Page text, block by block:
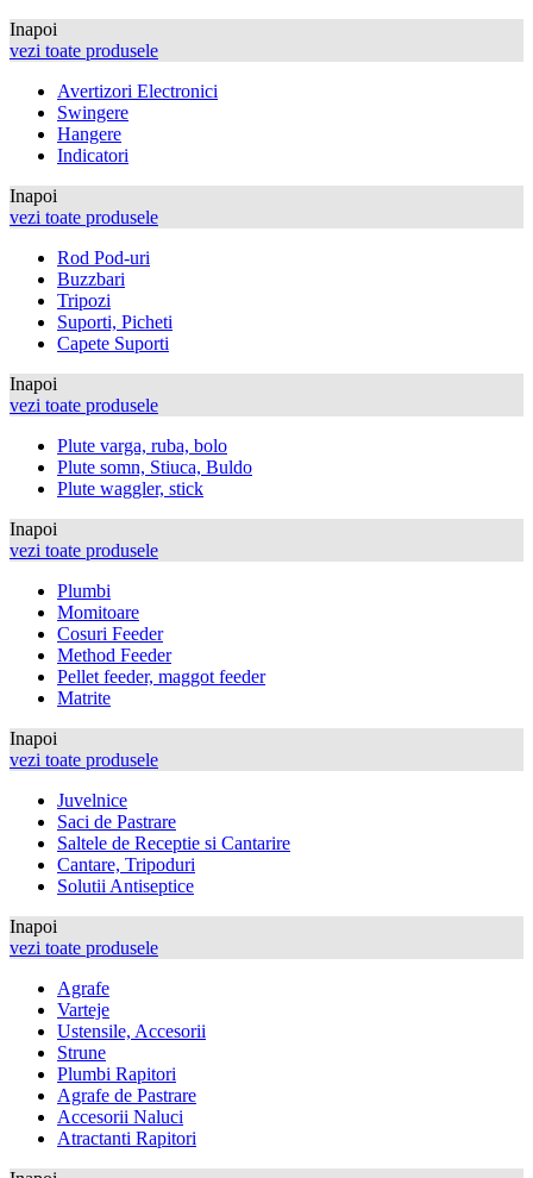
Inapoi
vezi toate produsele
Avertizori Electronici
Swingere
Hangere
Indicatori
Inapoi
vezi toate produsele
Rod Pod-uri
Buzzbari
Tripozi
Suporti, Picheti
Capete Suporti
Inapoi
vezi toate produsele
Plute varga, ruba, bolo
Plute somn, Stiuca, Buldo
Plute waggler, stick
Inapoi
vezi toate produsele
Plumbi
Momitoare
Cosuri Feeder
Method Feeder
Pellet feeder, maggot feeder
Matrite
Inapoi
vezi toate produsele
Juvelnice
Saci de Pastrare
Saltele de Receptie si Cantarire
Cantare, Tripoduri
Solutii Antiseptice
Inapoi
vezi toate produsele
Agrafe
Varteje
Ustensile, Accesorii
Strune
Plumbi Rapitori
Agrafe de Pastrare
Accesorii Naluci
Atractanti Rapitori